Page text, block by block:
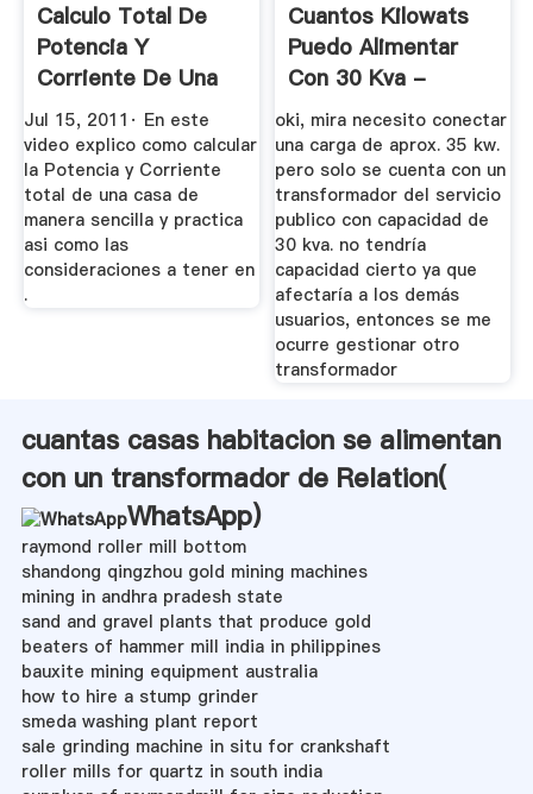
Calculo Total De
Potencia Y
Corriente De Una
Casa - Parte ...
Jul 15, 2011· En este
video explico como calcular
la Potencia y Corriente
total de una casa de
manera sencilla y practica
asi como las
consideraciones a tener en
.
Cuantos Kilowats
Puedo Alimentar
Con 30 Kva -
Ingeniería ...
oki, mira necesito conectar
una carga de aprox. 35 kw.
pero solo se cuenta con un
transformador del servicio
publico con capacidad de
30 kva. no tendría
capacidad cierto ya que
afectaría a los demás
usuarios, entonces se me
ocurre gestionar otro
transformador
cuantas casas habitacion se alimentan
con un transformador de Relation(
WhatsApp)
raymond roller mill bottom
shandong qingzhou gold mining machines
mining in andhra pradesh state
sand and gravel plants that produce gold
beaters of hammer mill india in philippines
bauxite mining equipment australia
how to hire a stump grinder
smeda washing plant report
sale grinding machine in situ for crankshaft
roller mills for quartz in south india